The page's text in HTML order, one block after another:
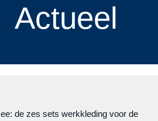
Actueel
de zes sets werkkleding voor de